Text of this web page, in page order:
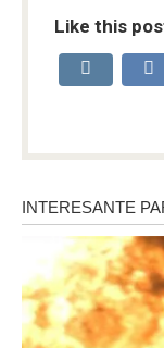
Like this